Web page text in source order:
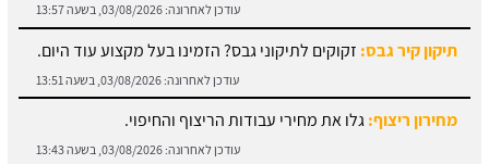
עודכן לאחרונה:03/08/2026, בשעה 13:51
מחירון ריצוף:גלו את מחירי עבודות הריצוף והחיפוי.
עודכן לאחרונה: 03/08/2026, בשעה 13:43
מתקין פרקטים:עץ או למינציה? כל הסוגים כאן.
עודכן לאחרונה:03/08/2026, בשעה 13:31